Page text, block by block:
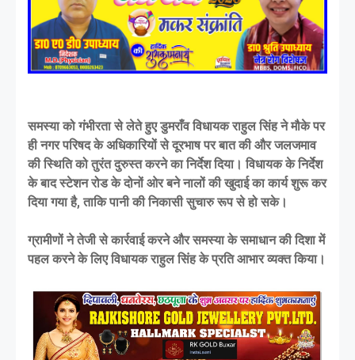
समस्या को गंभीरता से लेते हुए डुमराँव विधायक राहुल सिंह ने मौके पर
ही नगर परिषद के अधिकारियों से दूरभाष पर बात की और जलजमाव
की स्थिति को तुरंत दुरुस्त करने का निर्देश दिया। विधायक के निर्देश
के बाद स्टेशन रोड के दोनों ओर बने नालों की खुदाई का कार्य शुरू कर
दिया गया है, ताकि पानी की निकासी सुचारु रूप से हो सके।
ग्रामीणों ने तेजी से कार्रवाई करने और समस्या के समाधान की दिशा में
पहल करने के लिए विधायक राहुल सिंह के प्रति आभार व्यक्त किया।